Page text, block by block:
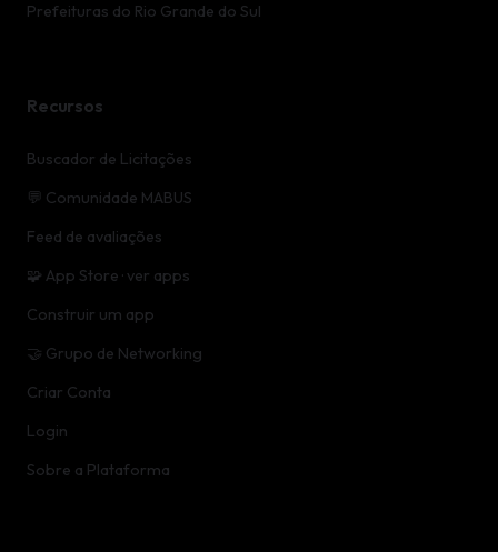
Prefeituras do Rio Grande do Sul
Recursos
Buscador de Licitações
💬 Comunidade MABUS
Feed de avaliações
🧩 App Store · ver apps
Construir um app
🤝 Grupo de Networking
Criar Conta
Login
Sobre a Plataforma